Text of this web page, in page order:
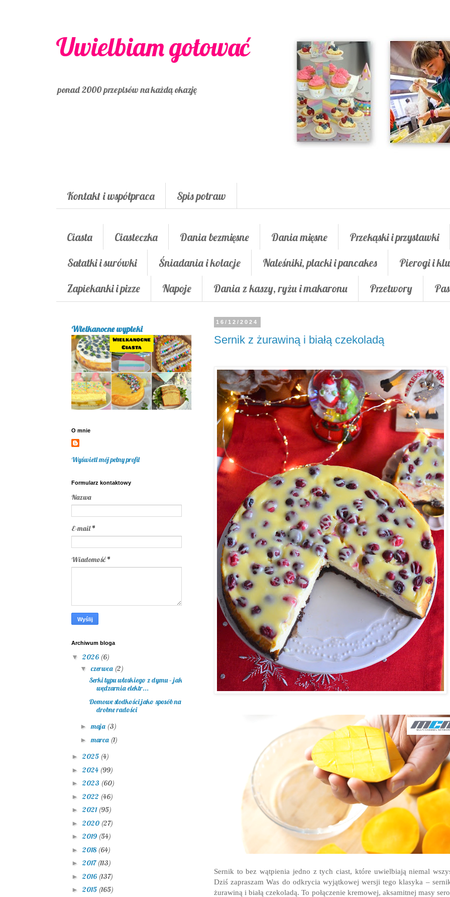
Uwielbiam gotować
ponad 2000 przepisów na każdą okazję
Kontakt i współpraca Spis potraw
Ciasta Ciasteczka Dania bezmięsne Dania mięsne Przekąski i przystawki
Sałatki i surówki
Śniadania i kolacje Naleśniki, placki i pancakes Pierogi i
Zapiekanki i pizze
Napoje Dania z kaszy, ryżu i makaronu Przetwory
16/12/2024
Sernik z żurawiną i białą czekoladą
Sernik to bez wątpienia jedno z tych ciast, które uwielbiają niemal
Dziś zapraszam Was do odkrycia wyjątkowej wersji tego klasyka –
żurawiną i białą czekoladą. To połączenie kremowej, aksamitnej masy
Wielkanocne wypieki
O mnie
Wyświetl mój pełny profil
Formularz kontaktowy
Nazwa
E-mail*
Wiadomość*
Archiwum bloga
▼ 2026 (6)
▼czerwca (2)
Serki typu włoskiego z dymu – jak
wędzarnia elektr...
Domowe słodkości jako sposób na
drobne radości
►maja (3)
► marca (1)
► 2025 (4)
► 2024 (99)
► 2023 (60)
► 2022 (46)
► 2021 (95)
► 2020 (27)
► 2019 (54)
► 2018 (64)
► 2017(113)
► 2016 (137)
► 2015 (165)